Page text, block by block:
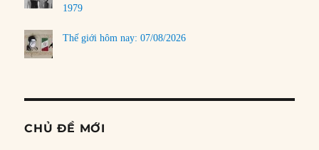
1979
Thế giới hôm nay: 07/08/2026
CHỦ ĐỀ MỚI